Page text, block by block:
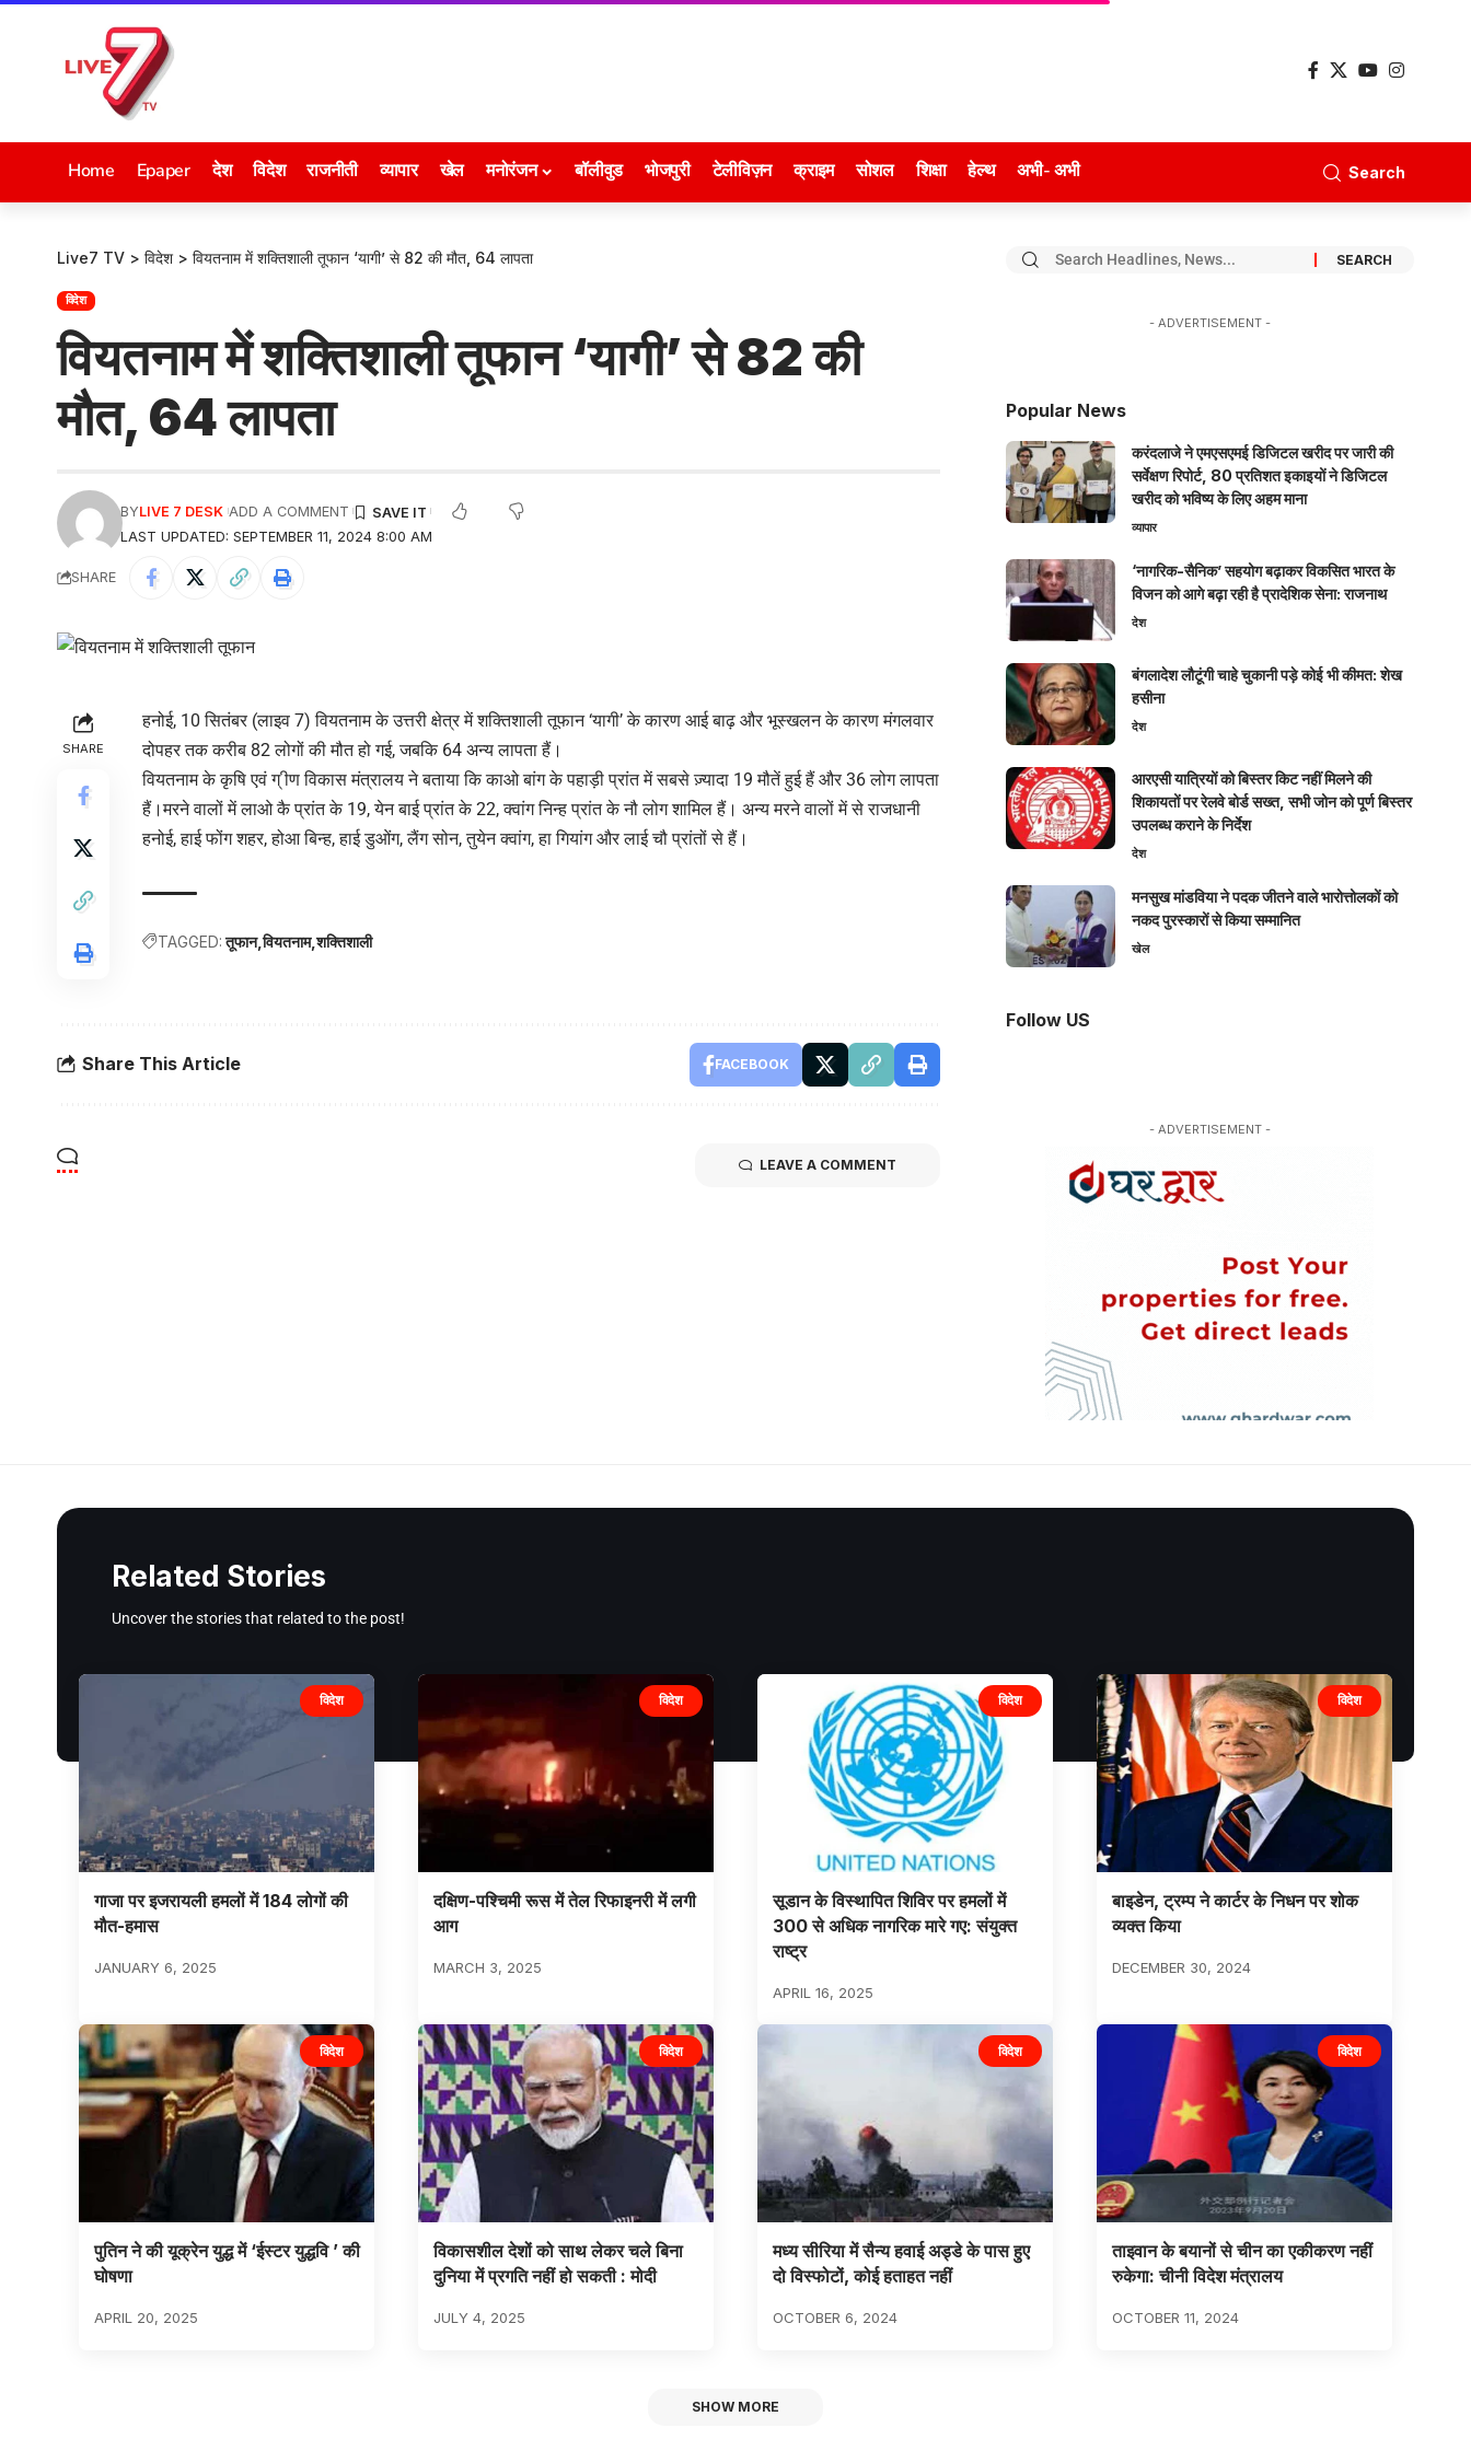
Home Epaper देश विदेश राजनीती व्यापार खेल मनोरंजन बॉलीवुड भोजपुरी टेलीविज़न क्राइम सोशल शिक्षा हेल्थ अभी- अभी Search
Live7 TV > विदेश > वियतनाम में शक्तिशाली तूफान ‘यागी’ से 82 की मौत, 64 लापता
विदेश
वियतनाम में शक्तिशाली तूफान ‘यागी’ से 82 की
मौत, 64 लापता
LAST UPDATED: SEPTEMBER 11, 2024 8:00 AM
BYLIVE 7 DESK ADD A COMMENT
SHARE
SHARE
हनोई, 10 सितंबर (लाइव 7) वियतनाम के उत्तरी क्षेत्र में शक्तिशाली तूफान ‘यागी’ के कारण आई बाढ़ और भूस्खलन के कारण मंगलवार
दोपहर तक करीब 82 लोगों की मौत हो गई, जबकि 64 अन्य लापता हैं।
वियतनाम के कृषि एवं ग् ीण विकास मंत्रालय ने बताया कि काओ बांग के पहाड़ी प्रांत में सबसे ज़्यादा 19 मौतें हुई हैं और 36 लोग लापता
हैं।मरने वालों में लाओ कै प्रांत के 19, येन बाई प्रांत के 22, क्वांग निन्ह प्रांत के नौ लोग शामिल हैं। अन्य मरने वालों में से राजधानी
हनोई, हाई फोंग शहर, होआ बिन्ह, हाई डुओंग, लैंग सोन, तुयेन क्वांग, हा गियांग और लाई चौ प्रांतों से हैं।
TAGGED: तूफान वियतनाम शक्तिशाली
Share This Article FACEBOOK
LEAVE A COMMENT
- ADVERTISEMENT -
Popular News
करंदलाजे ने एमएसएमई डिजिटल खरीद पर जारी की
सर्वेक्षण रिपोर्ट, 80 प्रतिशत इकाइयों ने डिजिटल
खरीद को भविष्य के लिए अहम माना
व्यापार
‘नागरिक-सैनिक’ सहयोग बढ़ाकर विकसित भारत के
विजन को आगे बढ़ा रही है प्रादेशिक सेना: राजनाथ
देश
बंगलादेश लौटूंगी चाहे चुकानी पड़े कोई भी कीमत: शेख
हसीना
देश
आरएसी यात्रियों को बिस्तर किट नहीं मिलने की
शिकायतों पर रेलवे बोर्ड सख्त, सभी जोन को पूर्ण बिस्तर
उपलब्ध कराने के निर्देश
देश
मनसुख मांडविया ने पदक जीतने वाले भारोत्तोलकों को
नकद पुरस्कारों से किया सम्मानित
खेल
Follow US
- ADVERTISEMENT -
Related Stories
Uncover the stories that related to the post!
विदेश
गाजा पर इजरायली हमलों में 184 लोगों की
मौत-हमास
JANUARY 6, 2025
विदेश
दक्षिण-पश्चिमी रूस में तेल रिफाइनरी में लगी
आग
MARCH 3, 2025
विदेश
सूडान के विस्थापित शिविर पर हमलों में
300 से अधिक नागरिक मारे गए: संयुक्त
राष्ट्र
APRIL 16, 2025
विदेश
बाइडेन, ट्रम्प ने कार्टर के निधन पर शोक
व्यक्त किया
DECEMBER 30, 2024
विदेश
पुतिन ने की यूक्रेन युद्ध में ‘ईस्टर युद्धवि ’ की
घोषणा
APRIL 20, 2025
विदेश
विकासशील देशों को साथ लेकर चले बिना
दुनिया में प्रगति नहीं हो सकती : मोदी
JULY 4, 2025
विदेश
मध्य सीरिया में सैन्य हवाई अड्डे के पास हुए
दो विस्फोटों, कोई हताहत नहीं
OCTOBER 6, 2024
विदेश
ताइवान के बयानों से चीन का एकीकरण नहीं
रुकेगा: चीनी विदेश मंत्रालय
OCTOBER 11, 2024
SHOW MORE